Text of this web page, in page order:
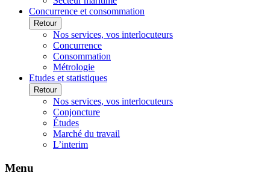
Concurrence et consommation
Retour
Nos services, vos interlocuteurs
Concurrence
Consommation
Métrologie
Etudes et statistiques
Retour
Nos services, vos interlocuteurs
Conjoncture
Études
Marché du travail
L’interim
Menu